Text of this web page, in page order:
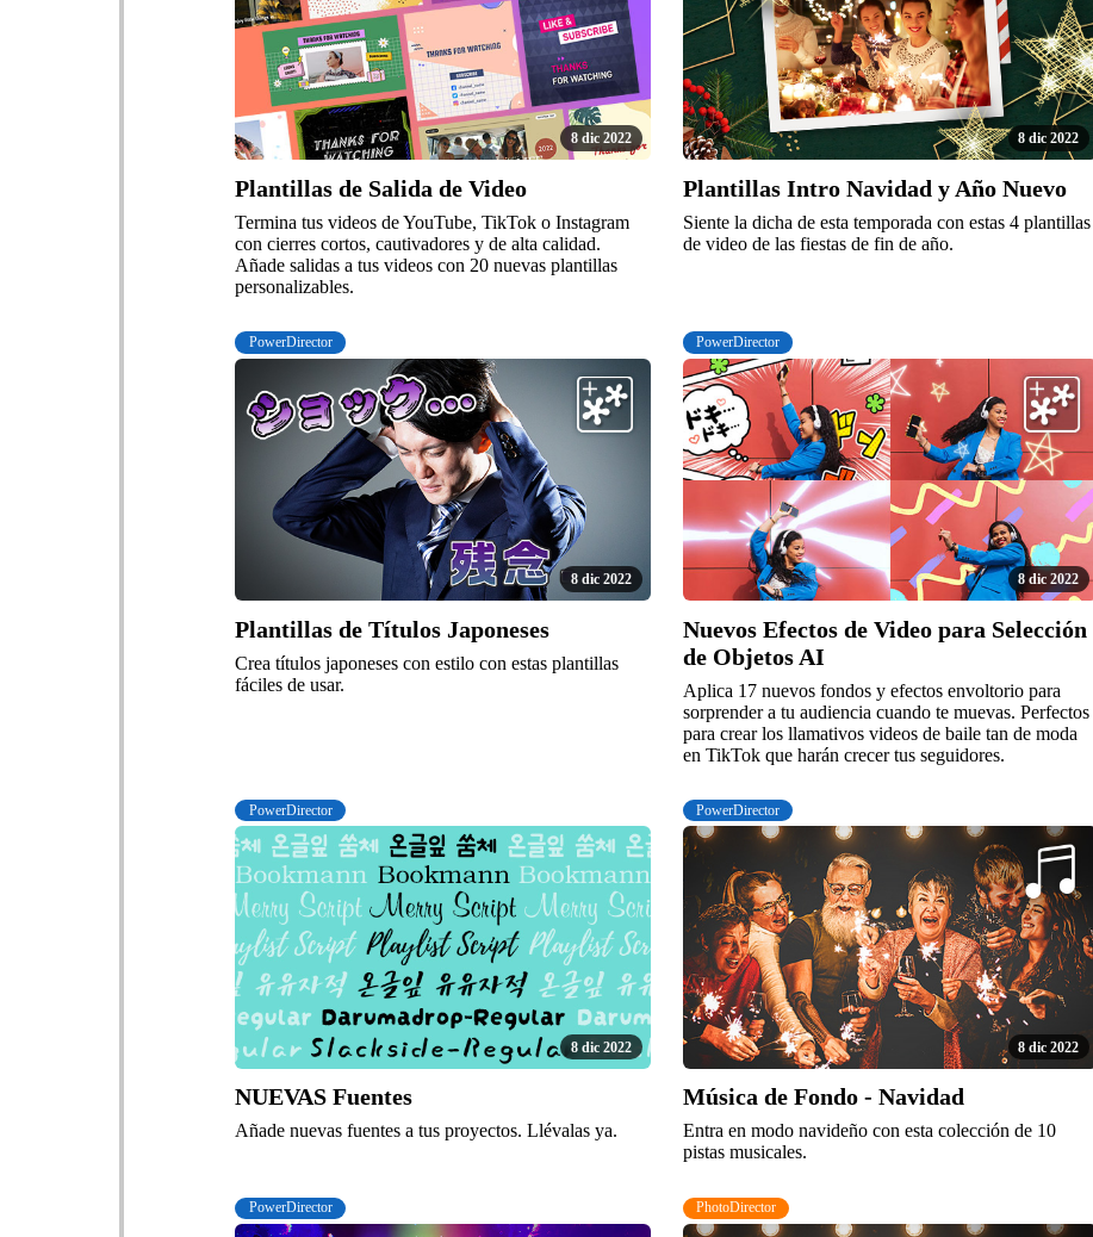
8 dic 2022
Plantillas de Salida de Video
Termina tus videos de YouTube, TikTok o Instagram
con cierres cortos, cautivadores y de alta calidad.
Añade salidas a tus videos con 20 nuevas plantillas
personalizables.
8 dic 2022
Plantillas Intro Navidad y Año Nuevo
Siente la dicha de esta temporada con estas 4 plantillas
de video de las fiestas de fin de año.
PowerDirector
8 dic 2022
Plantillas de Títulos Japoneses
Crea títulos japoneses con estilo con estas plantillas
fáciles de usar.
PowerDirector
8 dic 2022
Nuevos Efectos de Video para Selección
de Objetos AI
Aplica 17 nuevos fondos y efectos envoltorio para
sorprender a tu audiencia cuando te muevas. Perfectos
para crear los llamativos videos de baile tan de moda
en TikTok que harán crecer tus seguidores.
PowerDirector
8 dic 2022
NUEVAS Fuentes
Añade nuevas fuentes a tus proyectos. Llévalas ya.
PowerDirector
8 dic 2022
Música de Fondo - Navidad
Entra en modo navideño con esta colección de 10
pistas musicales.
PowerDirector PhotoDirector